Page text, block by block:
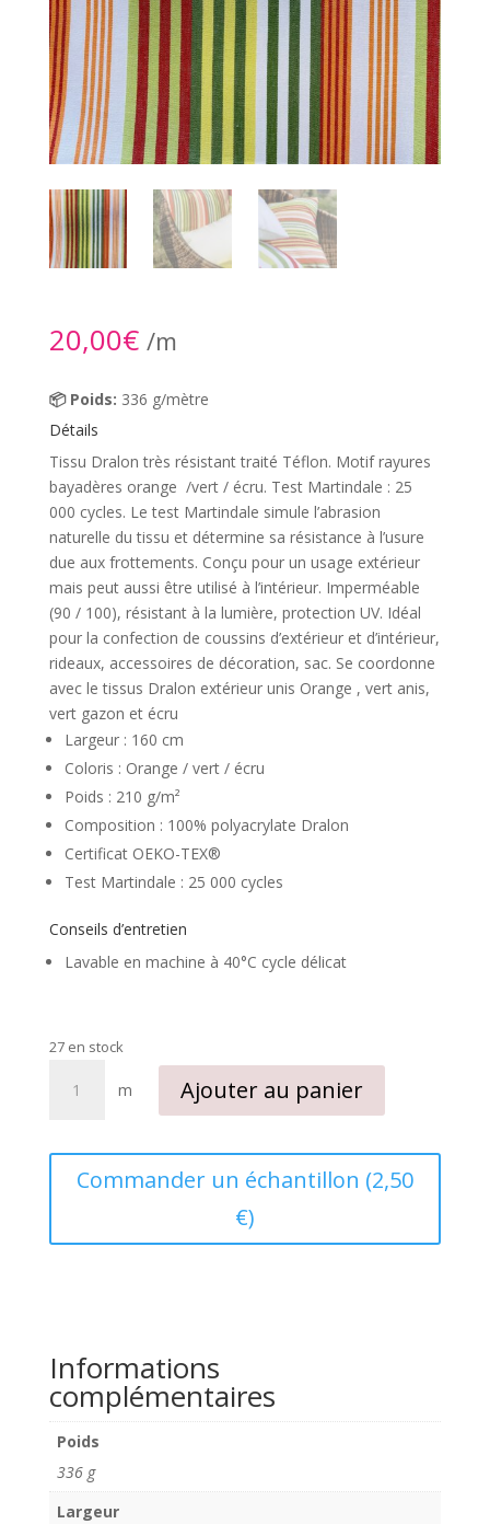
20,00€ /m
📦 Poids: 336 g/mètre
Détails
Tissu Dralon très résistant traité Téflon. Motif rayures
bayadères orange /vert / écru. Test Martindale : 25
000 cycles. Le test Martindale simule l’abrasion
naturelle du tissu et détermine sa résistance à l’usure
due aux frottements. Conçu pour un usage extérieur
mais peut aussi être utilisé à l’intérieur. Imperméable
(90 / 100), résistant à la lumière, protection UV. Idéal
pour la confection de coussins d’extérieur et d’intérieur,
rideaux, accessoires de décoration, sac. Se coordonne
avec le tissus Dralon extérieur unis Orange , vert anis,
vert gazon et écru
Largeur : 160 cm
Coloris : Orange / vert / écru
Poids : 210 g/m²
Composition : 100% polyacrylate Dralon
Certificat OEKO-TEX®
Test Martindale : 25 000 cycles
Conseils d’entretien
Lavable en machine à 40°C cycle délicat
27 en stock
dralon
vert
m Ajouter au panier
Commander un échantillon (2,50
€)
Informations
complémentaires
Poids
336 g
Largeur